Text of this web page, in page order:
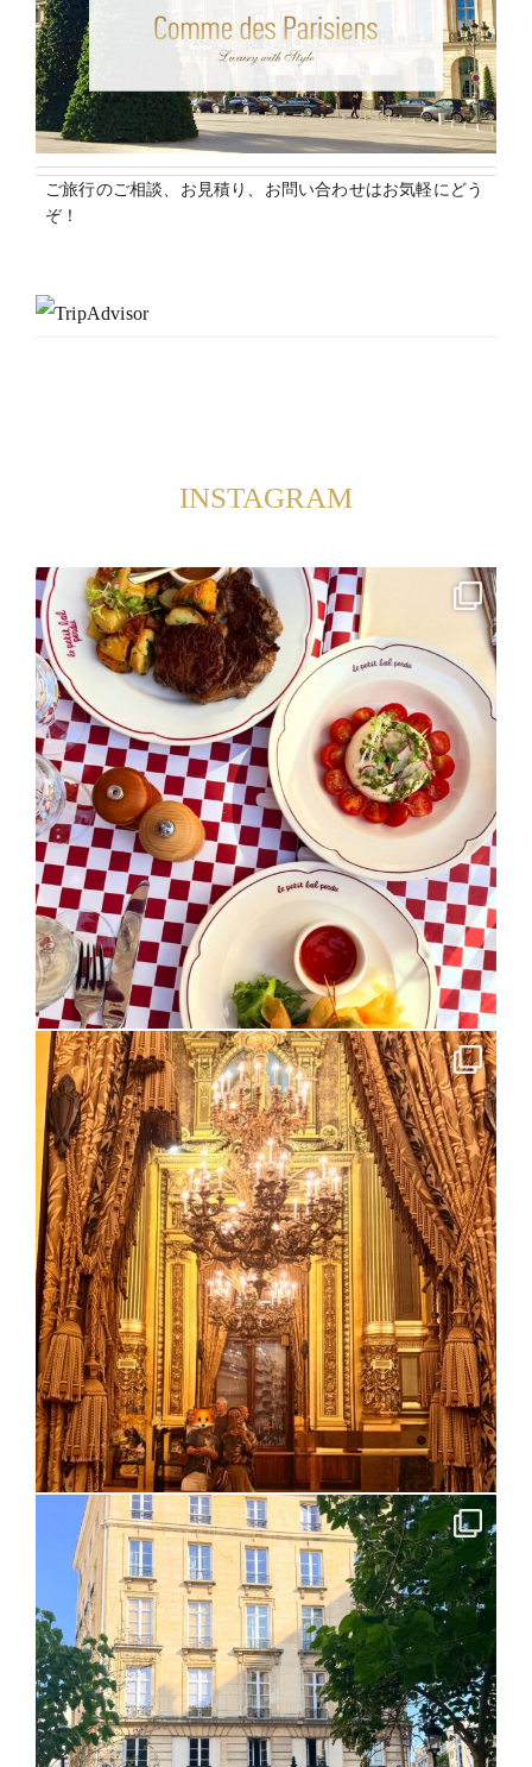
ご旅行のご相談、お見積り、お問い合わせはお気軽にどう
ぞ！
INSTAGRAM